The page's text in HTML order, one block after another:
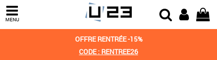
MENU
OFFRE RENTRÉE -15%
CODE : RENTREE26
Trier par
Derniers arrivages